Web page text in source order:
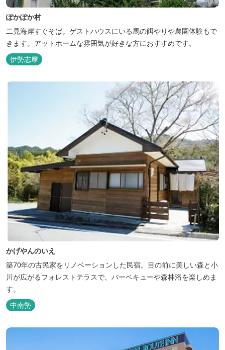
ぽかぽか村
二見海岸すぐそば。ゲストハウスにいる馬の餌やりや農園体験もで
きます。アットホームな雰囲気が好きな方におすすめです。
伊勢志摩
かげやんのいえ
築70年の古民家をリノベーションした民宿。目の前に美しい森と小
川が広がるフォレストテラスで、バーベキューや森林浴を楽しめま
す。
中南勢